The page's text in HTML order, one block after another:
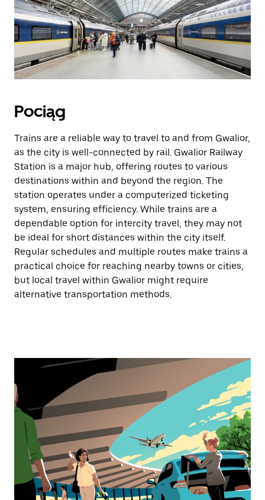
Pociąg
Trains are a reliable way to travel to and from Gwalior,
as the city is well-connected by rail. Gwalior Railway
Station is a major hub, offering routes to various
destinations within and beyond the region. The
station operates under a computerized ticketing
system, ensuring efficiency. While trains are a
dependable option for intercity travel, they may not
be ideal for short distances within the city itself.
Regular schedules and multiple routes make trains a
practical choice for reaching nearby towns or cities,
but local travel within Gwalior might require
alternative transportation methods.